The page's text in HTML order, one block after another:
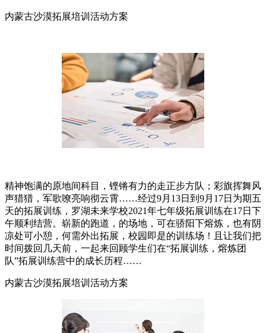
内蒙古沙漠拓展培训活动方案
精神饱满的原地间科目，铿锵有力的走正步方队；彩旗挥舞风
声猎猎，军歌嘹亮响彻云霄……经过9月13日到9月17日为期五
天的拓展训练，罗湖未来学校2021年七年级拓展训练在17日下
午顺利结营。崭新的跑道，的场地，可在骄阳下熔炼，也有阴
凉处可小憩，何需外出拓展，校园即是的训练场！且让我们把
时间拨回几天前，一起来回顾学生们在“拓展训练，熔炼团
队”拓展训练营中的成长历程……
内蒙古沙漠拓展培训活动方案